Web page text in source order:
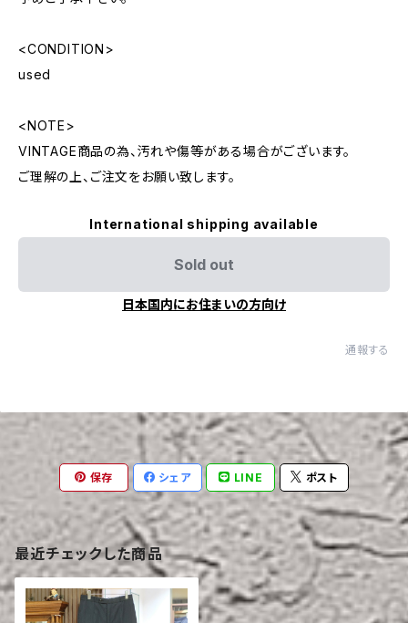
<CONDITION>
used
<NOTE>
VINTAGE商品の為、汚れや傷等がある場合がございます。
ご理解の上、ご注文をお願い致します。
International shipping available
Sold out
日本国内にお住まいの方向け
通報する
保存 シェア LINE ポスト
最近チェックした商品